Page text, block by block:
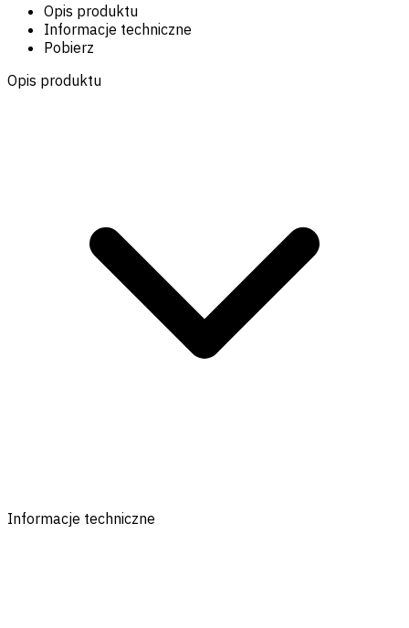
Opis produktu
Informacje techniczne
Pobierz
Opis produktu
Informacje techniczne